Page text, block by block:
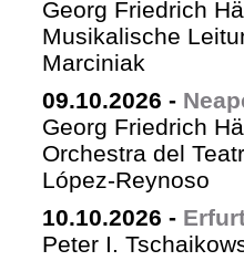
Georg Friedrich
Musikalische
Marciniak
09.10.2026 -
Georg Friedrich
Orchestra del
López-Reynoso
10.10.2026 -
Peter I.